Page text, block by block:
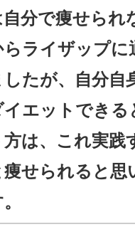
自分で痩せられ
らライザップに
したが、自分自
イエットできる
方は、これ実践
痩せられると思